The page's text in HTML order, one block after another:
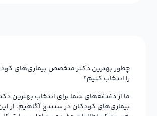
چطور بهترین دکتر متخصص بیماری‌های
را انتخاب کنیم؟
ما از دغدغه‌های شما برای انتخاب بهترین
بیماری‌های کودکان در سنندج آگاهیم. از